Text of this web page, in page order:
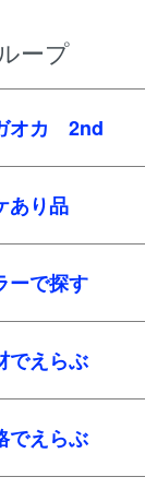
ープ
オカ 2nd
あり品
ーで探す
でえらぶ
でえらぶ